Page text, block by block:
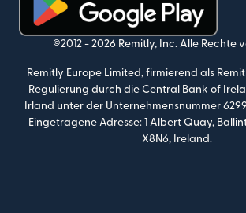
(wird in einem neuen Fenster geöffnet)
©2012 - 2026 Remitly, Inc. Alle Rechte
Remitly Europe Limited, firmierend als
Regulierung durch die Central Bank of
Irland unter der Unternehmensnummer
Eingetragene Adresse: 1 Albert Quay,
X8N6, Ireland.